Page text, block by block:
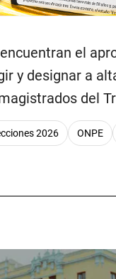
el
y designar a
del
2026 ONPE